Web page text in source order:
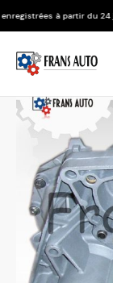
24 juillet seront